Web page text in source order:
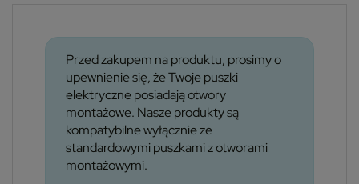
Przed zakupem na produktu, prosimy o
upewnienie się, że Twoje puszki
elektryczne posiadają otwory
montażowe. Nasze produkty są
kompatybilne wyłącznie ze
standardowymi puszkami z otworami
montażowymi.